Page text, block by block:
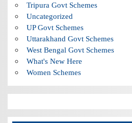
Tripura Govt Schemes
Uncategorized
UP Govt Schemes
Uttarakhand Govt Schemes
West Bengal Govt Schemes
What's New Here
Women Schemes